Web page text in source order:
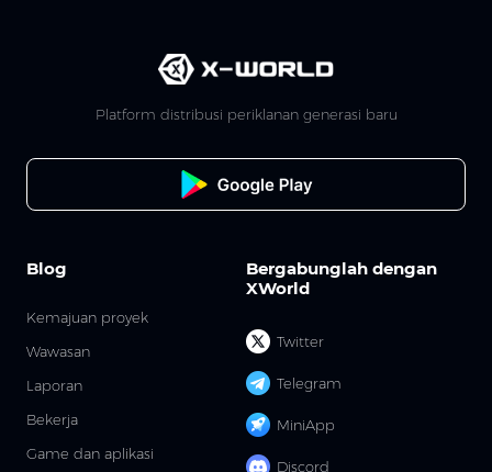
Platform distribusi periklanan generasi baru
Bergabunglah dengan
XWorld
Twitter
Telegram
MiniApp
Discord
Blog
Kemajuan proyek
Wawasan
Laporan
Bekerja
Game dan aplikasi